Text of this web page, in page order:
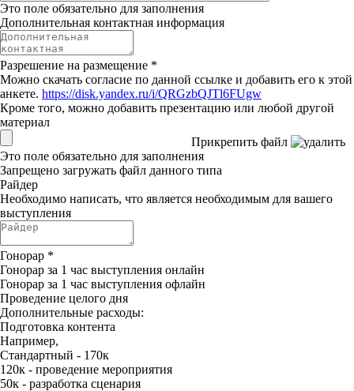
Это поле обязательно для заполнения
Дополнительная контактная информация
Разрешение на размещение *
Можно скачать согласие по данной ссылке и добавить его к этой
анкете. https://disk.yandex.ru/i/QRGzbQJTl6FUgw
Кроме того, можно добавить презентацию или любой другой
материал
Прикрепить файл
Это поле обязательно для заполнения
Запрещено загружать файл данного типа
Райдер
Необходимо написать, что является необходимым для вашего
выступления
Гонорар *
Гонорар за 1 час выступления онлайн
Гонорар за 1 час выступления офлайн
Проведение целого дня
Дополнительные расходы:
Подготовка контента
Например,
Стандартный - 170к
120к - проведение мероприятия
50к - разработка сценария